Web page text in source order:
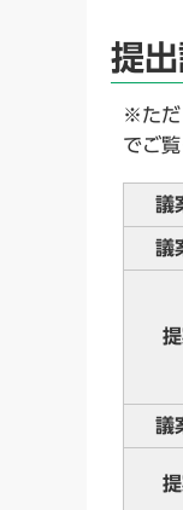
提
※ただ
でご覧
議
議
議